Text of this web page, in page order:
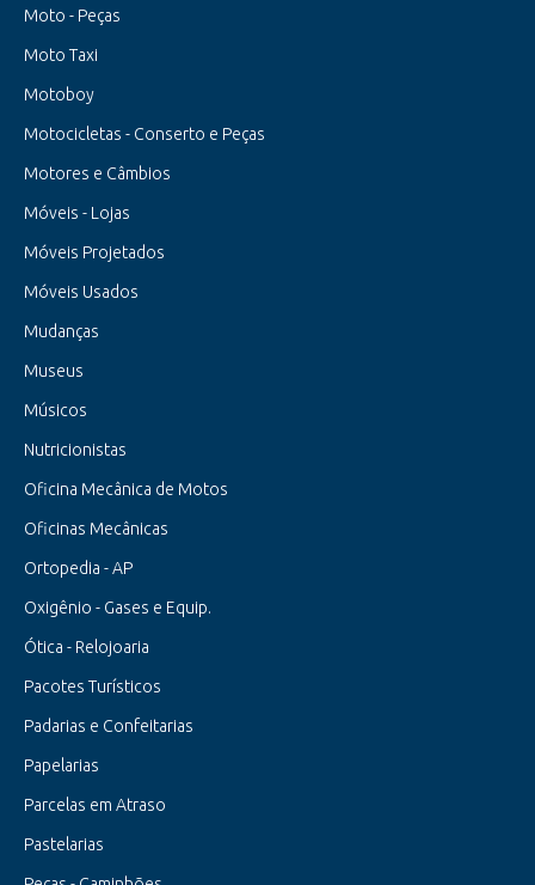
Moto - Peças
Moto Taxi
Motoboy
Motocicletas - Conserto e Peças
Motores e Câmbios
Móveis - Lojas
Móveis Projetados
Móveis Usados
Mudanças
Museus
Músicos
Nutricionistas
Oficina Mecânica de Motos
Oficinas Mecânicas
Ortopedia - AP
Oxigênio - Gases e Equip.
Ótica - Relojoaria
Pacotes Turísticos
Padarias e Confeitarias
Papelarias
Parcelas em Atraso
Pastelarias